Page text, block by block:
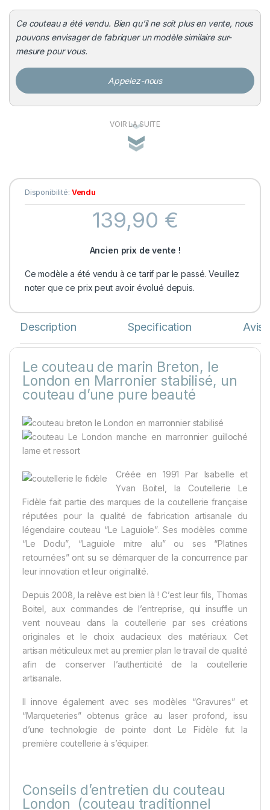
Ce couteau a été vendu. Bien qu’il ne soit plus en vente, nous
pouvons envisager de fabriquer un modèle similaire sur-
mesure pour vous.
Appelez-nous
VOIR LA SUITE
Disponibilité: Vendu
139,90 €
Ancien prix de vente !
Ce modèle a été vendu à ce tarif par le passé. Veuillez
noter que ce prix peut avoir évolué depuis.
Description Specification Avis
Le couteau de marin Breton, le
London en Marronier stabilisé, un
couteau d’une pure beauté
Créée en 1991 Par Isabelle et
Yvan Boitel, la Coutellerie Le
Fidèle fait partie des marques de la coutellerie française
réputées pour la qualité de fabrication artisanale du
légendaire couteau “Le Laguiole”. Ses modèles comme
“Le Dodu”, “Laguiole mitre alu” ou ses “Platines
retournées” ont su se démarquer de la concurrence par
leur innovation et leur originalité.
Depuis 2008, la relève est bien là ! C’est leur fils, Thomas
Boitel, aux commandes de l’entreprise, qui insuffle un
vent nouveau dans la coutellerie par ses créations
originales et le choix audacieux des matériaux. Cet
artisan méticuleux met au premier plan le travail de qualité
afin de conserver l’authenticité de la coutellerie
artisanale.
Il innove également avec ses modèles “Gravures” et
“Marqueteries” obtenus grâce au laser profond, issu
d’une technologie de pointe dont Le Fidèle fut la
première coutellerie à s’équiper.
Conseils d’entretien du couteau
London (couteau traditionnel